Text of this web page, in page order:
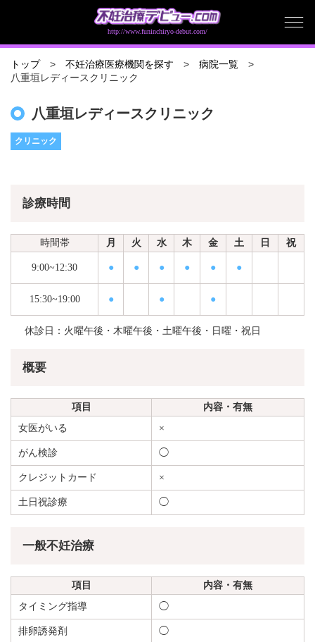
http://www.funinchiryo-debut.com/
トップ 不妊治療医療機関を探す 病院一覧
八重垣レディースクリニック
八重垣レディースクリニック
クリニック
診療時間
時間帯 月 火 水 木 金 土 日 祝
9:00~12:30 ● ● ● ● ● ●
15:30~19:00 ● ● ●
休診日：火曜午後・木曜午後・土曜午後・日曜・祝日
概要
項目
内容・有無
女医がいる
×
がん検診 ◯
クレジットカード ×
土日祝診療 ◯
一般不妊治療
項目
内容・有無
タイミング指導
◯
排卵誘発剤 ◯